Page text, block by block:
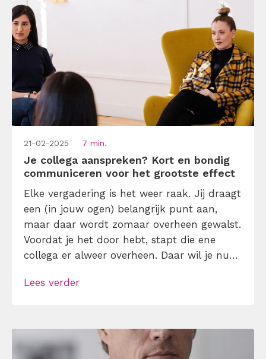
21-02-2025 7 min.
Je collega aanspreken? Kort en bondig
communiceren voor het grootste effect
Elke vergadering is het weer raak. Jij draagt
een (in jouw ogen) belangrijk punt aan,
maar daar wordt zomaar overheen gewalst.
Voordat je het door hebt, stapt die ene
collega er alweer overheen. Daar wil je nu
zeggen. Zonder onzeker en twijfelend over
Lees verder